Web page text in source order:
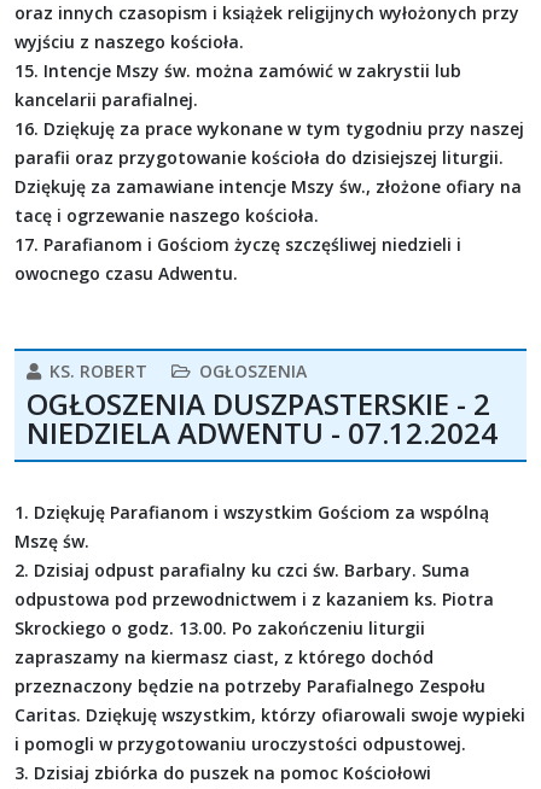
oraz innych czasopism i książek religijnych wyłożonych przy
wyjściu z naszego kościoła.
15. Intencje Mszy św. można zamówić w zakrystii lub
kancelarii parafialnej.
16. Dziękuję za prace wykonane w tym tygodniu przy naszej
parafii oraz przygotowanie kościoła do dzisiejszej liturgii.
Dziękuję za zamawiane intencje Mszy św., złożone ofiary na
tacę i ogrzewanie naszego kościoła.
17. Parafianom i Gościom życzę szczęśliwej niedzieli i
owocnego czasu Adwentu.
KS. ROBERT OGŁOSZENIA
OGŁOSZENIA DUSZPASTERSKIE - 2
NIEDZIELA ADWENTU - 07.12.2024
1. Dziękuję Parafianom i wszystkim Gościom za wspólną
Mszę św.
2. Dzisiaj odpust parafialny ku czci św. Barbary. Suma
odpustowa pod przewodnictwem i z kazaniem ks. Piotra
Skrockiego o godz. 13.00. Po zakończeniu liturgii
zapraszamy na kiermasz ciast, z którego dochód
przeznaczony będzie na potrzeby Parafialnego Zespołu
Caritas. Dziękuję wszystkim, którzy ofiarowali swoje wypieki
i pomogli w przygotowaniu uroczystości odpustowej.
3. Dzisiaj zbiórka do puszek na pomoc Kościołowi